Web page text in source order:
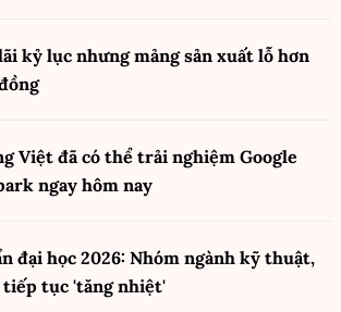
kỷ lục nhưng mảng sản xuất lỗ hơn
Việt đã có thể trải nghiệm Google
ngay hôm nay
đại học 2026: Nhóm ngành kỹ thuật,
tiếp tục 'tăng nhiệt'